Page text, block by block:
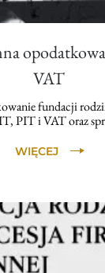
VAT
fundacji
PIT i VAT oraz
WIĘCEJ